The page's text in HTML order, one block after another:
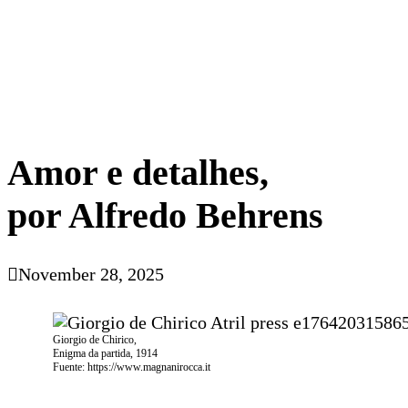
Amor e detalhes,
por Alfredo Behrens
November 28, 2025
Giorgio de Chirico,
Enigma da partida, 1914
Fuente: https://www.magnanirocca.it